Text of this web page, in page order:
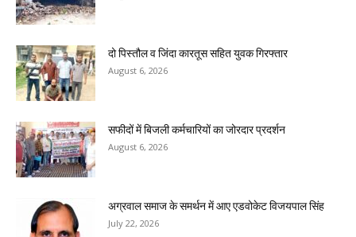
दो पिस्तौल व जिंदा कारतूस सहित युवक गिरफ्तार
August 6, 2026
सफीदों में बिजली कर्मचारियों का जोरदार प्रदर्शन
August 6, 2026
अग्रवाल समाज के समर्थन में आए एडवोकेट विजयपाल सिंह
July 22, 2026